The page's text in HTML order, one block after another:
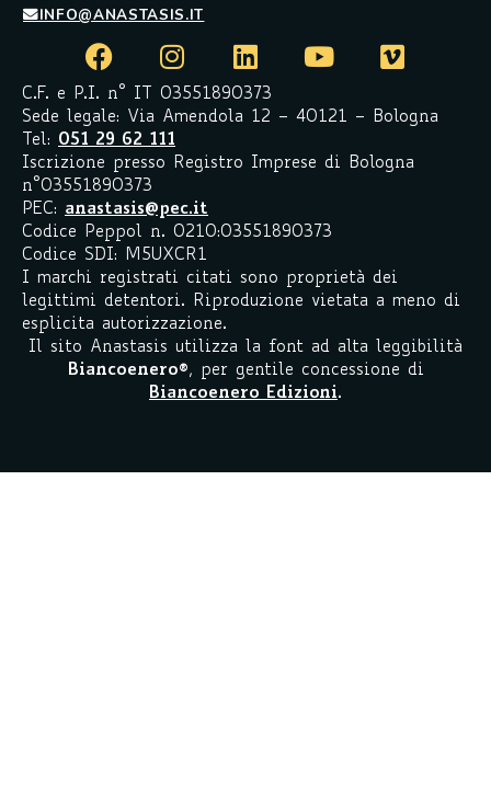
INFO@ANASTASIS.IT
C.F. e P.I. n° IT 03551890373
Sede legale: Via Amendola 12 – 40121 – Bologna
Tel: 051 29 62 111
Iscrizione presso Registro Imprese di Bologna
n°03551890373
PEC: anastasis@pec.it
Codice Peppol n. 0210:03551890373
Codice SDI: M5UXCR1
I marchi registrati citati sono proprietà dei
legittimi detentori. Riproduzione vietata a meno di
esplicita autorizzazione.
Il sito Anastasis utilizza la font ad alta leggibilità
Biancoenero®, per gentile concessione di
Biancoenero Edizioni.